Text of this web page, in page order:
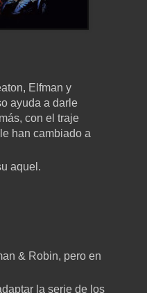
Elfman y
ayuda a darle
con el traje
han cambiado a
aquel.
& Robin, pero en
la serie de los